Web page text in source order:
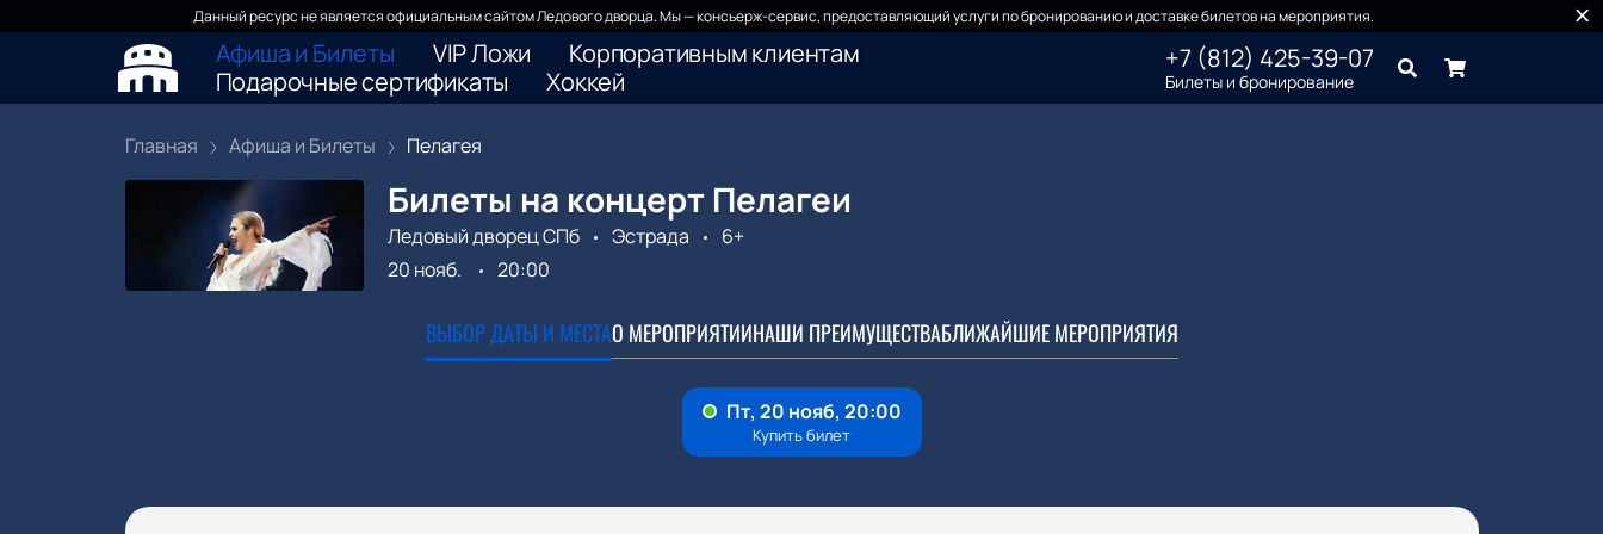
Данный ресурс не является официальным сайтом Ледового дворца. Мы — консьерж-сервис, предоставляющий услуги по бронированию и доставке билетов на мероприятия.
Афиша и Билеты VIP Ложи
Корпоративным клиентам
Подарочные сертификаты
Хоккей
+7 (812) 425-39-07
Билеты и бронирование
Главная Афиша и Билеты Пелагея
Билеты на концерт Пелагеи
Ледовый дворец СПб Эстрада
6+
20 нояб.
20:00
ВЫБОР ДАТЫ И МЕСТАО МЕРОПРИЯТИИНАШИ ПРЕИМУЩЕСТВАБЛИЖАЙШИЕ МЕРОПРИЯТИЯ